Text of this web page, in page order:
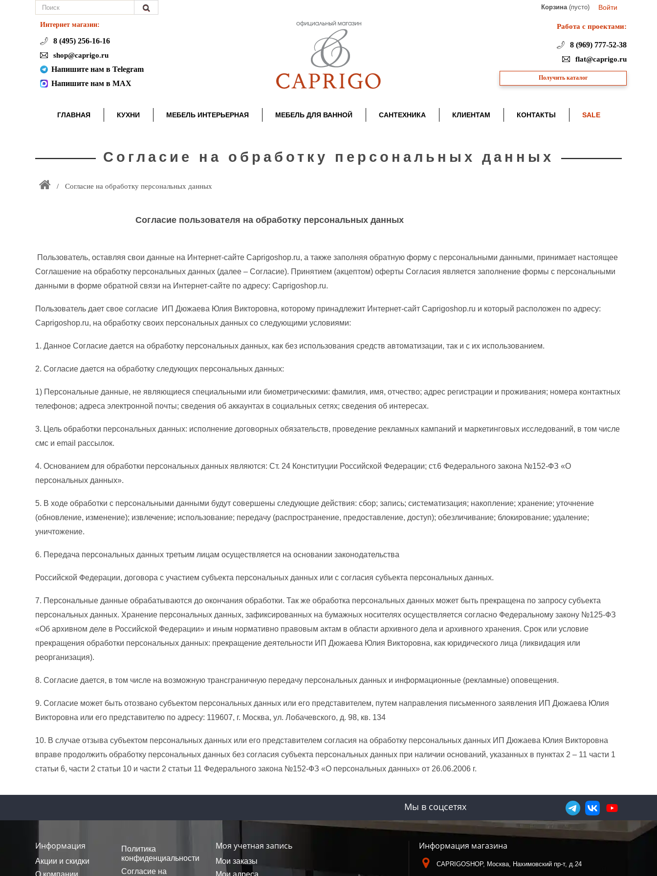
Войти
Корзина (пусто)
Интернет магазин:
8 (495) 256-16-16
shop@caprigo.ru
Напишите нам в Telegram
Напишите нам в MAX
Работа с проектами:
8 (969) 777-52-38
flat@caprigo.ru
Получить каталог
ГЛАВНАЯ КУХНИ МЕБЕЛЬ ИНТЕРЬЕРНАЯ МЕБЕЛЬ ДЛЯ ВАННОЙ САНТЕХНИКА КЛИЕНТАМ КОНТАКТЫ SALE
Согласие на обработку персональных данных
Согласие на обработку персональных данных
Согласие пользователя на обработку персональных данных
Пользователь, оставляя свои данные на Интернет-сайте Caprigoshop.ru, а также заполняя обратную форму с персональными данными, принимает настоящее
Соглашение на обработку персональных данных (далее – Согласие). Принятием (акцептом) оферты Согласия является заполнение формы с персональными
данными в форме обратной связи на Интернет-сайте по адресу: Caprigoshop.ru.
Пользователь дает свое согласие ИП Дюжаева Юлия Викторовна, которому принадлежит Интернет-сайт Caprigoshop.ru и который расположен по адресу:
Caprigoshop.ru, на обработку своих персональных данных со следующими условиями:
1. Данное Согласие дается на обработку персональных данных, как без использования средств автоматизации, так и с их использованием.
2. Согласие дается на обработку следующих персональных данных:
1) Персональные данные, не являющиеся специальными или биометрическими: фамилия, имя, отчество; адрес регистрации и проживания; номера контактных
телефонов; адреса электронной почты; сведения об аккаунтах в социальных сетях; сведения об интересах.
3. Цель обработки персональных данных: исполнение договорных обязательств, проведение рекламных кампаний и маркетинговых исследований, в том числе
смс и email рассылок.
4. Основанием для обработки персональных данных являются: Ст. 24 Конституции Российской Федерации; ст.6 Федерального закона №152-ФЗ «О
персональных данных».
5. В ходе обработки с персональными данными будут совершены следующие действия: сбор; запись; систематизация; накопление; хранение; уточнение
(обновление, изменение); извлечение; использование; передачу (распространение, предоставление, доступ); обезличивание; блокирование; удаление;
уничтожение.
6. Передача персональных данных третьим лицам осуществляется на основании законодательства
Российской Федерации, договора с участием субъекта персональных данных или с согласия субъекта персональных данных.
7. Персональные данные обрабатываются до окончания обработки. Так же обработка персональных данных может быть прекращена по запросу субъекта
персональных данных. Хранение персональных данных, зафиксированных на бумажных носителях осуществляется согласно Федеральному закону №125-ФЗ
«Об архивном деле в Российской Федерации» и иным нормативно правовым актам в области архивного дела и архивного хранения. Срок или условие
прекращения обработки персональных данных: прекращение деятельности ИП Дюжаева Юлия Викторовна, как юридического лица (ликвидация или
реорганизация).
8. Согласие дается, в том числе на возможную трансграничную передачу персональных данных и информационные (рекламные) оповещения.
9. Согласие может быть отозвано субъектом персональных данных или его представителем, путем направления письменного заявления ИП Дюжаева Юлия
Викторовна или его представителю по адресу: 119607, г. Москва, ул. Лобачевского, д. 98, кв. 134
10. В случае отзыва субъектом персональных данных или его представителем согласия на обработку персональных данных ИП Дюжаева Юлия Викторовна
вправе продолжить обработку персональных данных без согласия субъекта персональных данных при наличии оснований, указанных в пунктах 2 – 11 части 1
статьи 6, части 2 статьи 10 и части 2 статьи 11 Федерального закона №152-ФЗ «О персональных данных» от 26.06.2006 г.
Мы в соцсетях
Информация
Акции и скидки
О компании
Политика
конфиденциальности
Согласие на
Моя учетная запись
Мои заказы
Мои адреса
Информация магазина
CAPRIGOSHOP, Москва, Нахимовский пр-т, д.24